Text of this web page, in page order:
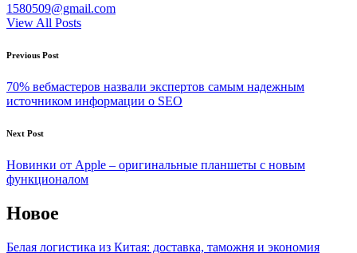
1580509@gmail.com
View All Posts
Post
navigation
Previous Post
70% вебмастеров назвали экспертов самым надежным
источником информации о SEO
Next Post
Новинки от Apple – оригинальные планшеты с новым
функционалом
Новое
Белая логистика из Китая: доставка, таможня и экономия